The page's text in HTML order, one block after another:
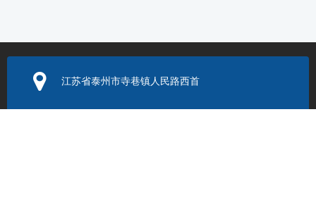
您的邮箱
江苏省泰州市寺巷镇人民路西首